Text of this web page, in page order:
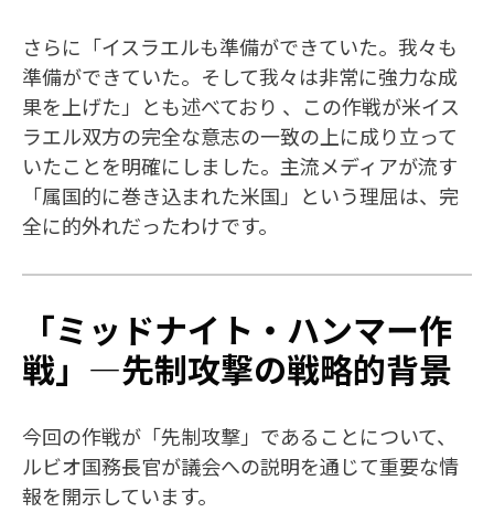
さらに「イスラエルも準備ができていた。我々も
準備ができていた。そして我々は非常に強力な成
果を上げた」とも述べており 、この作戦が米イス
ラエル双方の完全な意志の一致の上に成り立って
いたことを明確にしました。主流メディアが流す
「属国的に巻き込まれた米国」という理屈は、完
全に的外れだったわけです。​
「ミッドナイト・ハンマー作
戦」—先制攻撃の戦略的背景
今回の作戦が「先制攻撃」であることについて、
ルビオ国務長官が議会への説明を通じて重要な情
報を開示しています。